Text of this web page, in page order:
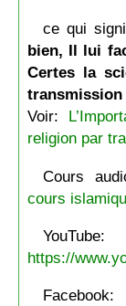
ce qui
bien, Il lui
Certes la
transmission
Voir:
religion par
Cours
cours
YouTube:
https://
Facebook: